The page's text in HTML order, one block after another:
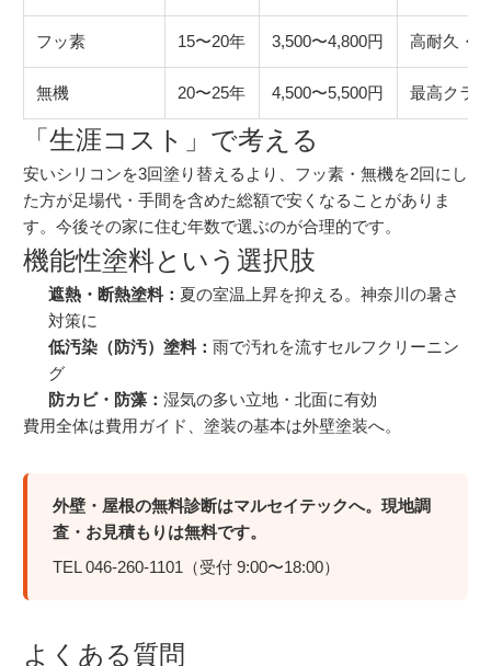
フッ素 15〜20年 3,500〜4,800円 高耐久・
無機 20〜25年 4,500〜5,500円 最高クラ
「生涯コスト」で考える
安いシリコンを3回塗り替えるより、フッ素・無機を2回にし
た方が足場代・手間を含めた総額で安くなることがありま
す。今後その家に住む年数で選ぶのが合理的です。
機能性塗料という選択肢
遮熱・断熱塗料： 夏の室温上昇を抑える。神奈川の暑さ
対策に
低汚染（防汚）塗料：雨で汚れを流すセルフクリーニン
グ
防カビ・防藻：湿気の多い立地・北面に有効
費用全体は費用ガイド 、塗装の基本は外壁塗装へ。
外壁・屋根の無料診断はマルセイテックへ。現地調
査・お見積もりは無料です。
TEL 046-260-1101（受付 9:00〜18:00）
よくある質問